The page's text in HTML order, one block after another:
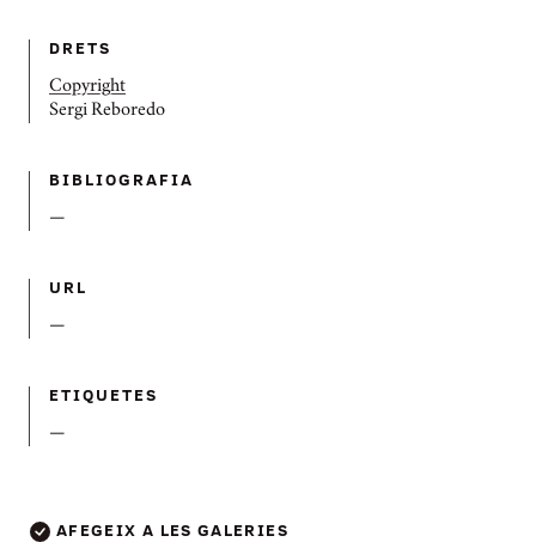
DRETS
Copyright
Sergi Reboredo
BIBLIOGRAFIA
—
URL
—
ETIQUETES
—
AFEGEIX A LES GALERIES